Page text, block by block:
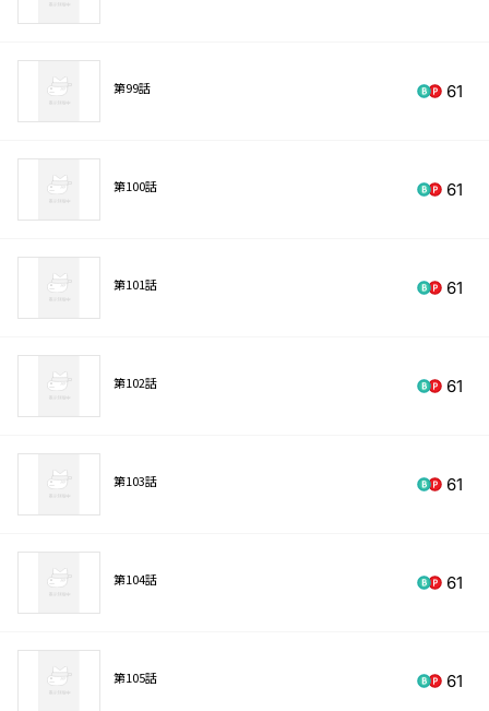
第99話 61
第100話 61
第101話 61
第102話 61
第103話 61
第104話 61
第105話 61